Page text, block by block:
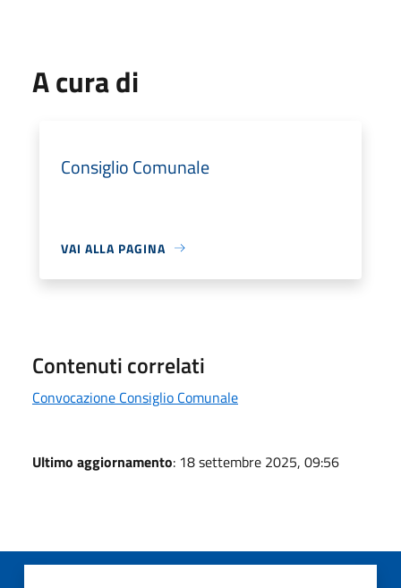
A cura di
Consiglio Comunale
VAI ALLA PAGINA
Contenuti correlati
Convocazione Consiglio Comunale
Ultimo aggiornamento: 18 settembre 2025, 09:56